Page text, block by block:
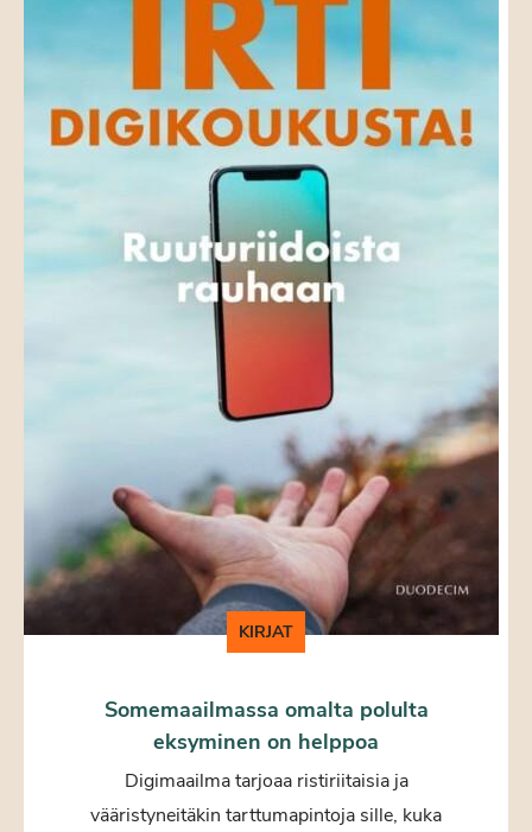
KIRJAT
Somemaailmassa omalta polulta
eksyminen on helppoa
Digimaailma tarjoaa ristiriitaisia ja
vääristyneitäkin tarttumapintoja sille, kuka